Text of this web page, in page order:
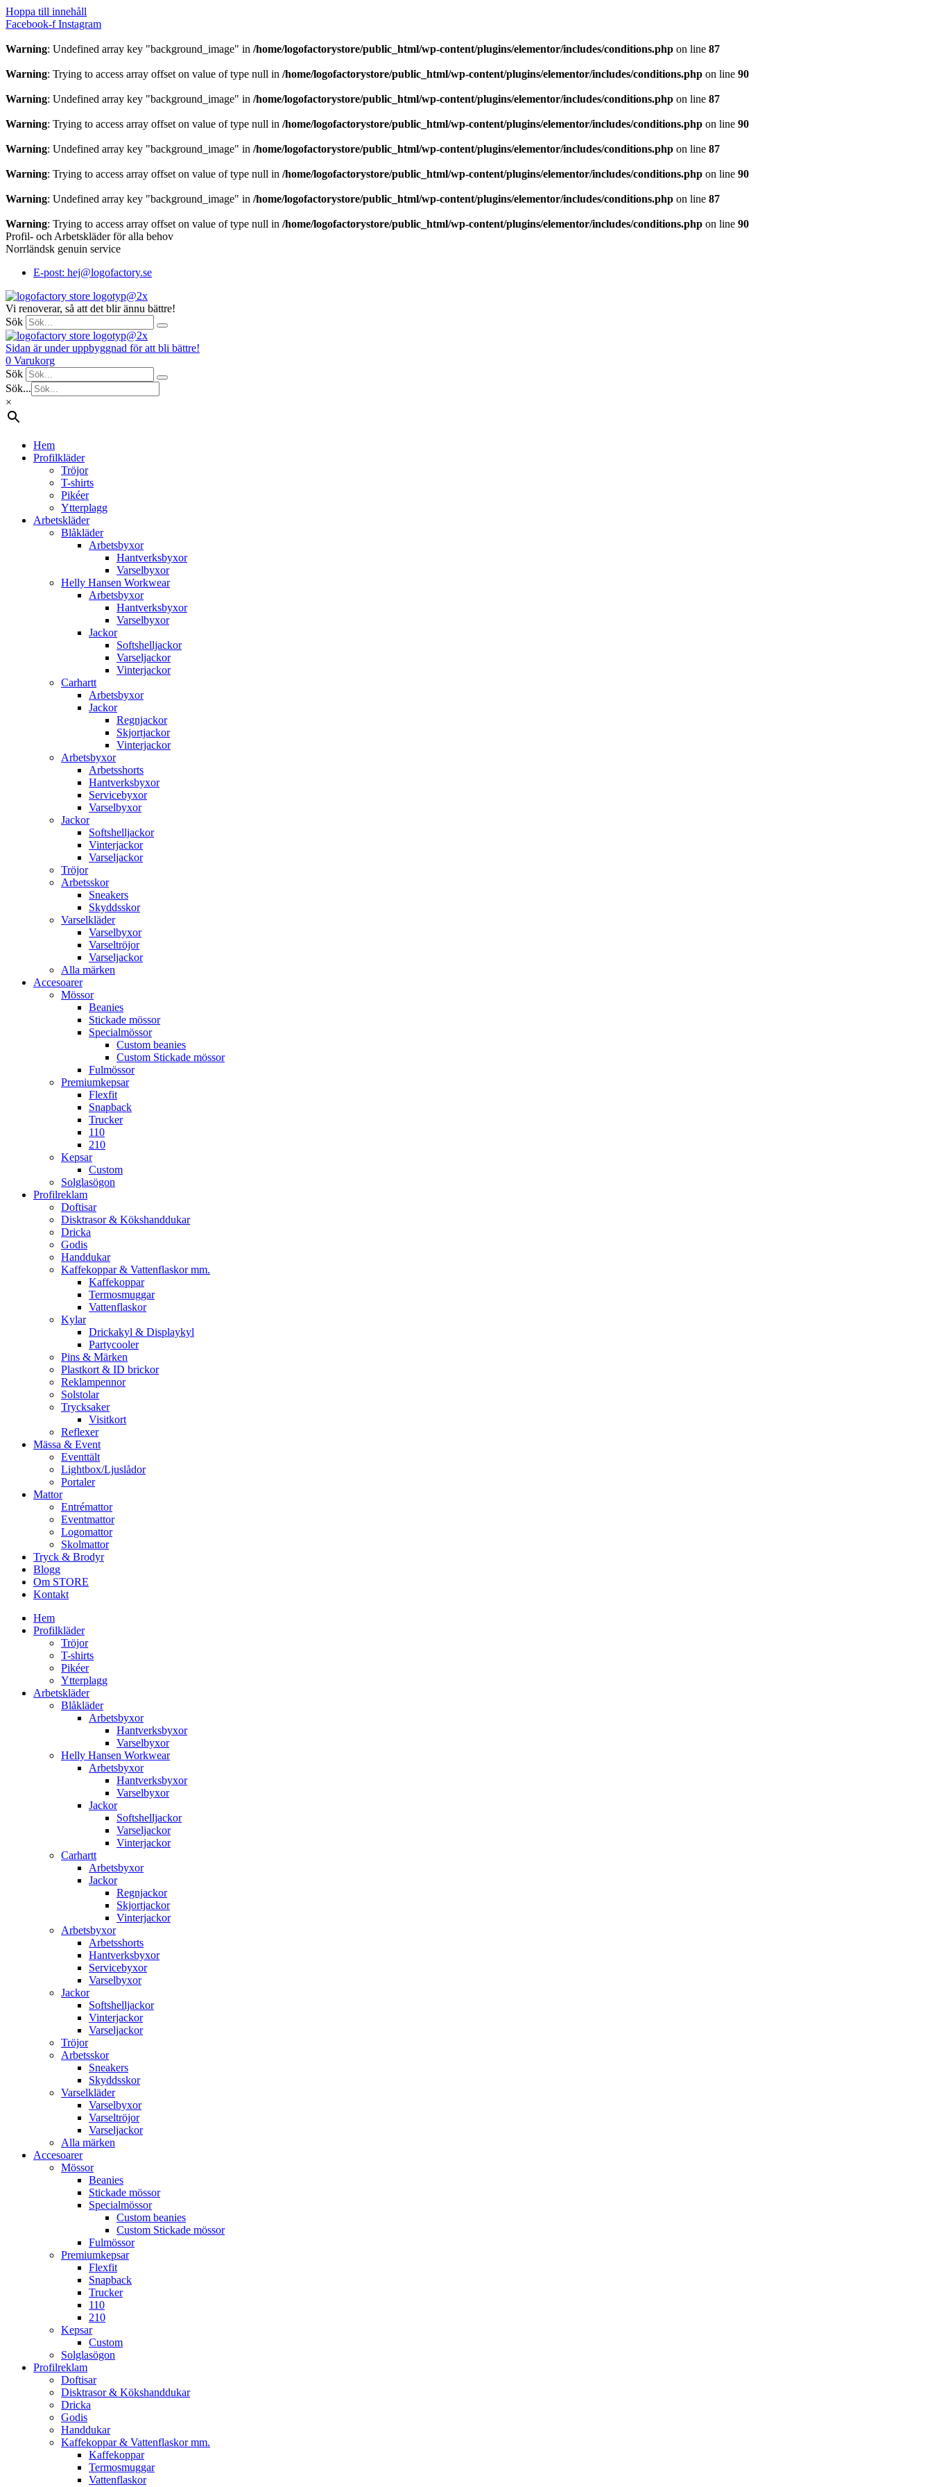
Hoppa till innehåll
Facebook-f Instagram
Warning: Undefined array key "background_image" in /home/logofactorystore/public_html/wp-content/plugins/elementor/includes/conditions.php on line 87
Warning: Trying to access array offset on value of type null in /home/logofactorystore/public_html/wp-content/plugins/elementor/includes/conditions.php on line 90
Warning: Undefined array key "background_image" in /home/logofactorystore/public_html/wp-content/plugins/elementor/includes/conditions.php on line 87
Warning: Trying to access array offset on value of type null in /home/logofactorystore/public_html/wp-content/plugins/elementor/includes/conditions.php on line 90
Warning: Undefined array key "background_image" in /home/logofactorystore/public_html/wp-content/plugins/elementor/includes/conditions.php on line 87
Warning: Trying to access array offset on value of type null in /home/logofactorystore/public_html/wp-content/plugins/elementor/includes/conditions.php on line 90
Warning: Undefined array key "background_image" in /home/logofactorystore/public_html/wp-content/plugins/elementor/includes/conditions.php on line 87
Warning: Trying to access array offset on value of type null in /home/logofactorystore/public_html/wp-content/plugins/elementor/includes/conditions.php on line 90
Profil- och Arbetskläder för alla behov
Norrländsk genuin service
E-post: hej@logofactory.se
Vi renoverar, så att det blir ännu bättre!
Sök
Sidan är under uppbyggnad för att bli bättre!
0 Varukorg
Sök
Sök...
×
Hem
Profilkläder
Tröjor
T-shirts
Pikéer
Ytterplagg
Arbetskläder
Blåkläder
Arbetsbyxor
Hantverksbyxor
Varselbyxor
Helly Hansen Workwear
Arbetsbyxor
Hantverksbyxor
Varselbyxor
Jackor
Softshelljackor
Varseljackor
Vinterjackor
Carhartt
Arbetsbyxor
Jackor
Regnjackor
Skjortjackor
Vinterjackor
Arbetsbyxor
Arbetsshorts
Hantverksbyxor
Servicebyxor
Varselbyxor
Jackor
Softshelljackor
Vinterjackor
Varseljackor
Tröjor
Arbetsskor
Sneakers
Skyddsskor
Varselkläder
Varselbyxor
Varseltröjor
Varseljackor
Alla märken
Accesoarer
Mössor
Beanies
Stickade mössor
Specialmössor
Custom beanies
Custom Stickade mössor
Fulmössor
Premiumkepsar
Flexfit
Snapback
Trucker
110
210
Kepsar
Custom
Solglasögon
Profilreklam
Doftisar
Disktrasor & Kökshanddukar
Dricka
Godis
Handdukar
Kaffekoppar & Vattenflaskor mm.
Kaffekoppar
Termosmuggar
Vattenflaskor
Kylar
Drickakyl & Displaykyl
Partycooler
Pins & Märken
Plastkort & ID brickor
Reklampennor
Solstolar
Trycksaker
Visitkort
Reflexer
Mässa & Event
Eventtält
Lightbox/Ljuslådor
Portaler
Mattor
Entrémattor
Eventmattor
Logomattor
Skolmattor
Tryck & Brodyr
Blogg
Om STORE
Kontakt
Hem
Profilkläder
Tröjor
T-shirts
Pikéer
Ytterplagg
Arbetskläder
Blåkläder
Arbetsbyxor
Hantverksbyxor
Varselbyxor
Helly Hansen Workwear
Arbetsbyxor
Hantverksbyxor
Varselbyxor
Jackor
Softshelljackor
Varseljackor
Vinterjackor
Carhartt
Arbetsbyxor
Jackor
Regnjackor
Skjortjackor
Vinterjackor
Arbetsbyxor
Arbetsshorts
Hantverksbyxor
Servicebyxor
Varselbyxor
Jackor
Softshelljackor
Vinterjackor
Varseljackor
Tröjor
Arbetsskor
Sneakers
Skyddsskor
Varselkläder
Varselbyxor
Varseltröjor
Varseljackor
Alla märken
Accesoarer
Mössor
Beanies
Stickade mössor
Specialmössor
Custom beanies
Custom Stickade mössor
Fulmössor
Premiumkepsar
Flexfit
Snapback
Trucker
110
210
Kepsar
Custom
Solglasögon
Profilreklam
Doftisar
Disktrasor & Kökshanddukar
Dricka
Godis
Handdukar
Kaffekoppar & Vattenflaskor mm.
Kaffekoppar
Termosmuggar
Vattenflaskor